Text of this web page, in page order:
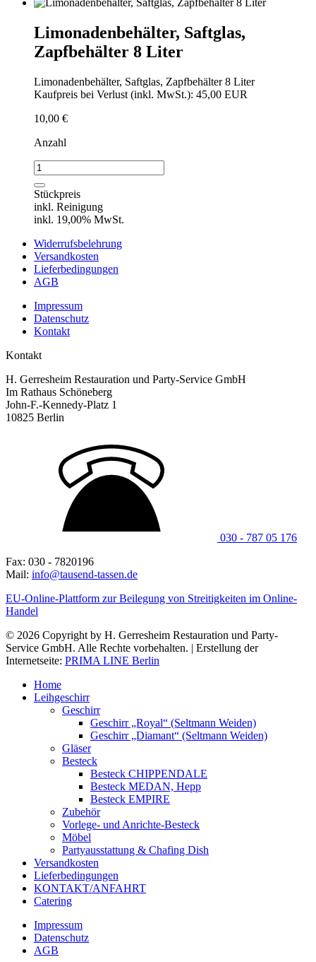
Limonadenbehälter, Saftglas,
Zapfbehälter 8 Liter
Limonadenbehälter, Saftglas, Zapfbehälter 8 Liter
Kaufpreis bei Verlust (inkl. MwSt.): 45,00 EUR
10,00 €
Anzahl
Limonadenbehälter,
Saftglas,
Zapfbehälter
8
Liter
Stückpreis
inkl. Reinigung
inkl. 19,00% MwSt.
Widerrufsbelehrung
Versandkosten
Lieferbedingungen
AGB
Impressum
Datenschutz
Kontakt
Kontakt
H. Gerresheim Restauration und Party-Service GmbH
Im Rathaus Schöneberg
John-F.-Kennedy-Platz 1
10825 Berlin
030 - 787 05 176
Fax: 030 - 7820196
Mail: info@tausend-tassen.de
EU-Online-Plattform zur Beilegung von Streitigkeiten im Online-
Handel
© 2026 Copyright by H. Gerresheim Restauration und Party-
Service GmbH. Alle Rechte vorbehalten. | Erstellung der
Internetseite: PRIMA LINE Berlin
Home
Leihgeschirr
Geschirr
Geschirr „Royal“ (Seltmann Weiden)
Geschirr „Diamant“ (Seltmann Weiden)
Gläser
Besteck
Besteck CHIPPENDALE
Besteck MEDAN, Hepp
Besteck EMPIRE
Zubehör
Vorlege- und Anrichte-Besteck
Möbel
Partyausstattung & Chafing Dish
Versandkosten
Lieferbedingungen
KONTAKT/ANFAHRT
Catering
Impressum
Datenschutz
AGB